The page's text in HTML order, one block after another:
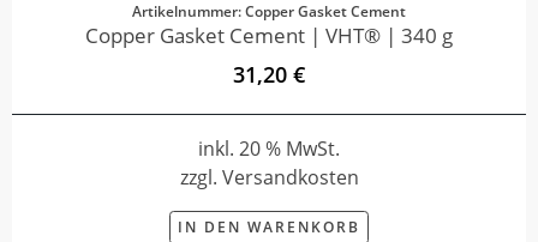
Artikelnummer: Copper Gasket Cement
Copper Gasket Cement | VHT® | 340 g
31,20 €
inkl. 20 % MwSt.
zzgl. Versandkosten
IN DEN WARENKORB